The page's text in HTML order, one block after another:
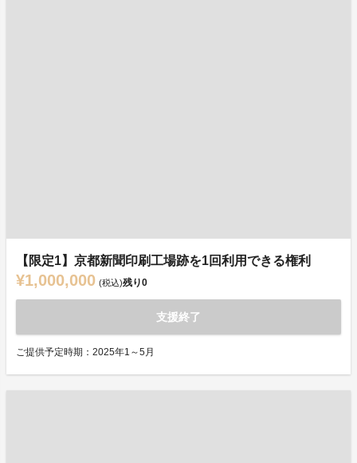
【限定1】京都新聞印刷工場跡を1回利用できる権利
¥1,000,000 (税込)残り0
支援終了
ご提供予定時期：2025年1～5月